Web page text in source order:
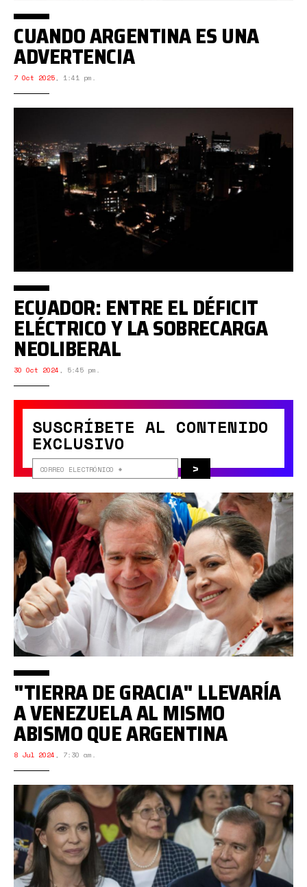
CUANDO ARGENTINA ES UNA
ADVERTENCIA
7 Oct 2025, 1:41 pm.
SUSCRÍBETE AL CONTENIDO
EXCLUSIVO
>
ECUADOR: ENTRE EL DÉFICIT
ELÉCTRICO Y LA SOBRECARGA
NEOLIBERAL
30 Oct 2024 , 5:45 pm.
"TIERRA DE GRACIA" LLEVARÍA
A VENEZUELA AL MISMO
ABISMO QUE ARGENTINA
8 Jul 2024 , 7:30 am.